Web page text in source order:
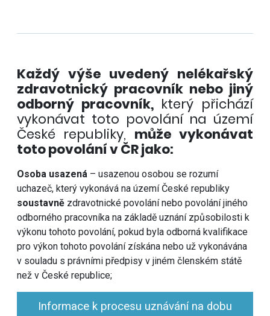
Každý výše uvedený nelékařský
zdravotnický pracovník nebo jiný
odborný pracovník, který přichází
vykonávat toto povolání na území
České republiky, může vykonávat
toto povolání v ČR jako:
Osoba usazená– usazenou osobou se rozumí
uchazeč, který vykonává na území České republiky
soustavnězdravotnické povolání nebo povolání jiného
odborného pracovníka na základě uznání způsobilosti k
výkonu tohoto povolání, pokud byla odborná kvalifikace
pro výkon tohoto povolání získána nebo už vykonávána
v souladu s právními předpisy v jiném členském státě
než v České republice;
Informace k procesu uznávání na dobu